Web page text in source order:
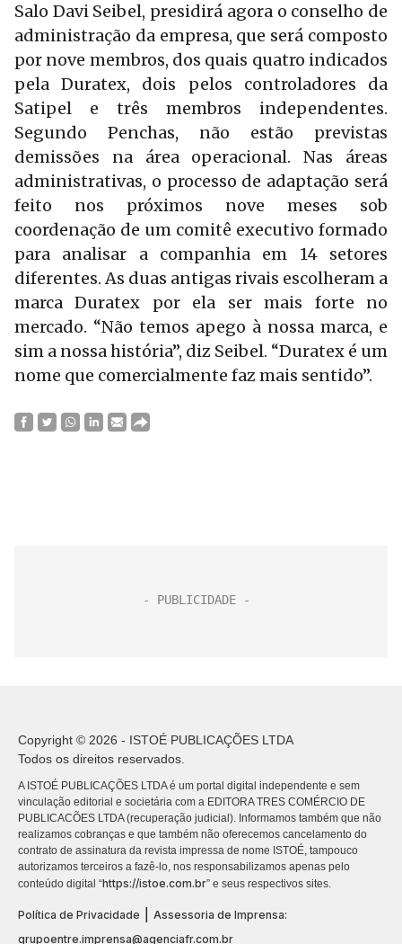
Salo Davi Seibel, presidirá agora o conselho de
administração da empresa, que será composto
por nove membros, dos quais quatro indicados
pela Duratex, dois pelos controladores da
Satipel e três membros independentes.
Segundo Penchas, não estão previstas
demissões na área operacional. Nas áreas
administrativas, o processo de adaptação será
feito nos próximos nove meses sob
coordenação de um comitê executivo formado
para analisar a companhia em 14 setores
diferentes. As duas antigas rivais escolheram a
marca Duratex por ela ser mais forte no
mercado. “Não temos apego à nossa marca, e
sim a nossa história”, diz Seibel. “Duratex é um
nome que comercialmente faz mais sentido”.
Copyright © 2026 - ISTOÉ PUBLICAÇÕES LTDA
Todos os direitos reservados.
A ISTOÉ PUBLICAÇÕES LTDA é um portal digital independente e sem
vinculação editorial e societária com a EDITORA TRES COMÉRCIO DE
PUBLICACÕES LTDA (recuperação judicial). Informamos também que não
realizamos cobranças e que também não oferecemos cancelamento do
contrato de assinatura da revista impressa de nome ISTOÉ, tampouco
autorizamos terceiros a fazê-lo, nos responsabilizamos apenas pelo
conteúdo digital “https://istoe.com.br” e seus respectivos sites.
Política de Privacidade
Assessoria de Imprensa:
grupoentre.imprensa@agenciafr.com.br